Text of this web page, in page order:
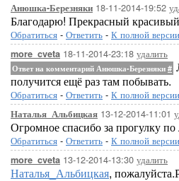
Анюшка-Березняки 18-11-2014-19:52
Благодарю! Прекрасный
Обратиться - Ответить - К полной версии
more_cveta 18-11-2014-23:18 удалить
Ответ на комментарий Анюшка-Березняки #
получится ещё раз там побывать.
Обратиться - Ответить - К полной версии
Наталья_Альбицкая 13-12-2014-11:01
Огромное спасибо за прогулку
Обратиться - Ответить - К полной версии
more_cveta 13-12-2014-13:30 удалить
Наталья_Альбицкая,